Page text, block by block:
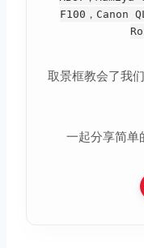
F100，Canon
取景框教会了我
一起分享简单